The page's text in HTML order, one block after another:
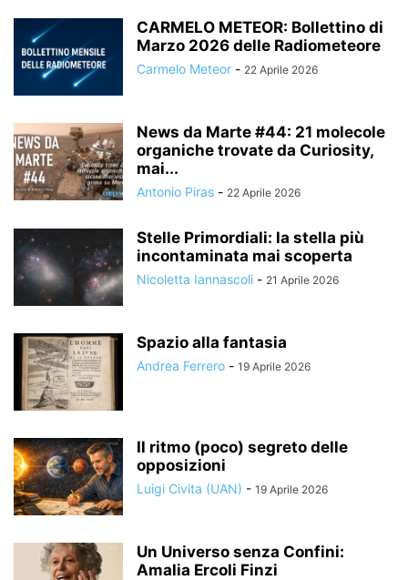
CARMELO METEOR: Bollettino di
Marzo 2026 delle Radiometeore
Carmelo Meteor - 22 Aprile 2026
News da Marte #44: 21 molecole
organiche trovate da Curiosity,
mai...
Antonio Piras - 22 Aprile 2026
Stelle Primordiali: la stella più
incontaminata mai scoperta
Nicoletta Iannascoli - 21 Aprile 2026
Spazio alla fantasia
Andrea Ferrero - 19 Aprile 2026
Il ritmo (poco) segreto delle
opposizioni
Luigi Civita (UAN) - 19 Aprile 2026
Un Universo senza Confini:
Amalia Ercoli Finzi